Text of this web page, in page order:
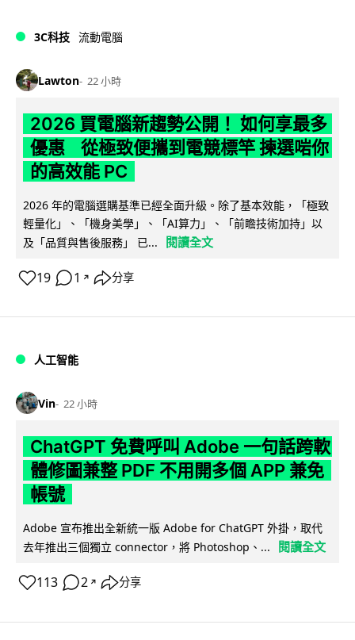
3C科技 流動電腦
Lawton 22 小時
2026 買電腦新趨勢公開！ 如何享最多
優惠 從極致便攜到電競標竿 揀選啱你
的高效能 PC
2026 年的電腦選購基準已經全面升級。除了基本效能，「極致
輕量化」、「機身美學」、「AI算力」、「前瞻技術加持」以
及「品質與售後服務」 已...
閱讀全文
19 1 ↗ 分享
人工智能
Vin 22 小時
ChatGPT 免費呼叫 Adobe 一句話跨軟
體修圖兼整 PDF 不用開多個 APP 兼免
帳號
Adobe 宣布推出全新統一版 Adobe for ChatGPT 外掛，取代
去年推出三個獨立 connector，將 Photoshop、...
閱讀全文
113 2 ↗ 分享